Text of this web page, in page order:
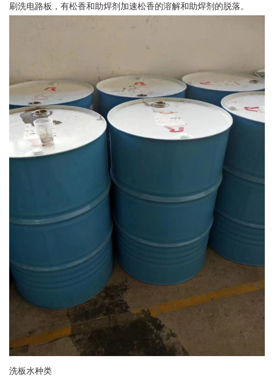
刷洗电路板，有松香和助焊剂加速松香的溶解和助焊剂的脱落。
洗板水种类